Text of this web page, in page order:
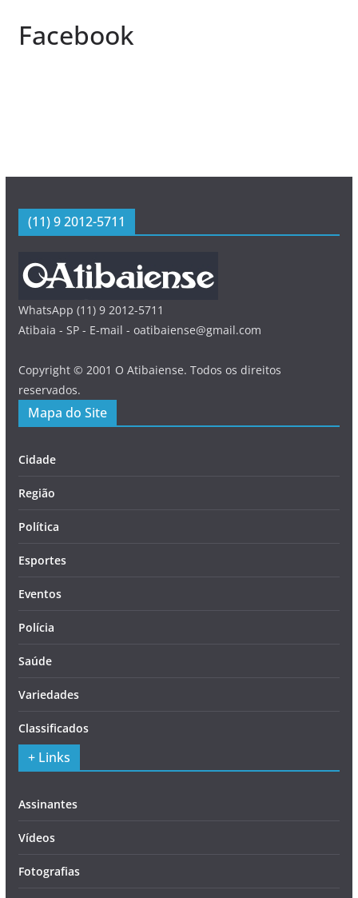
Facebook
(11) 9 2012-5711
WhatsApp (11) 9 2012-5711
Atibaia - SP - E-mail - oatibaiense@gmail.com
Copyright © 2001 O Atibaiense. Todos os direitos
reservados.
Mapa do Site
Cidade
Região
Política
Esportes
Eventos
Polícia
Saúde
Variedades
Classificados
+ Links
Assinantes
Vídeos
Fotografias